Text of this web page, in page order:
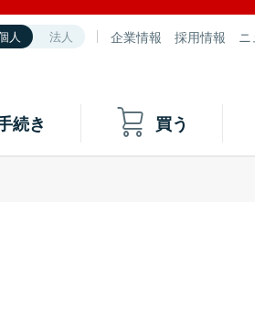
人 法人 企業情報 採用情報
続き 買う